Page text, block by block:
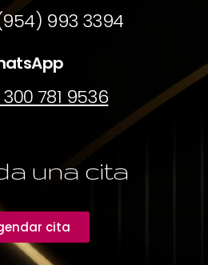
993 3394
781 9536
una cita
cita